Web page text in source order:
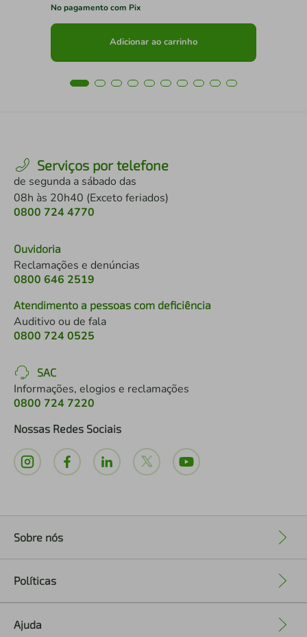
No pagamento com Pix
Adicionar ao carrinho
Serviços por telefone
de segunda a sábado das
08h às 20h40 (Exceto feriados)
0800 724 4770
Ouvidoria
Reclamações e denúncias
0800 646 2519
Atendimento a pessoas com deficiência
Auditivo ou de fala
0800 724 0525
SAC
Informações, elogios e reclamações
0800 724 7220
Nossas Redes Sociais
Sobre nós
Políticas
Ajuda